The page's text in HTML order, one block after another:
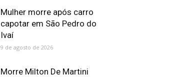
Mulher morre após carro
capotar em São Pedro do
Ivaí
9 de agosto de 2026
Morre Milton De Martini